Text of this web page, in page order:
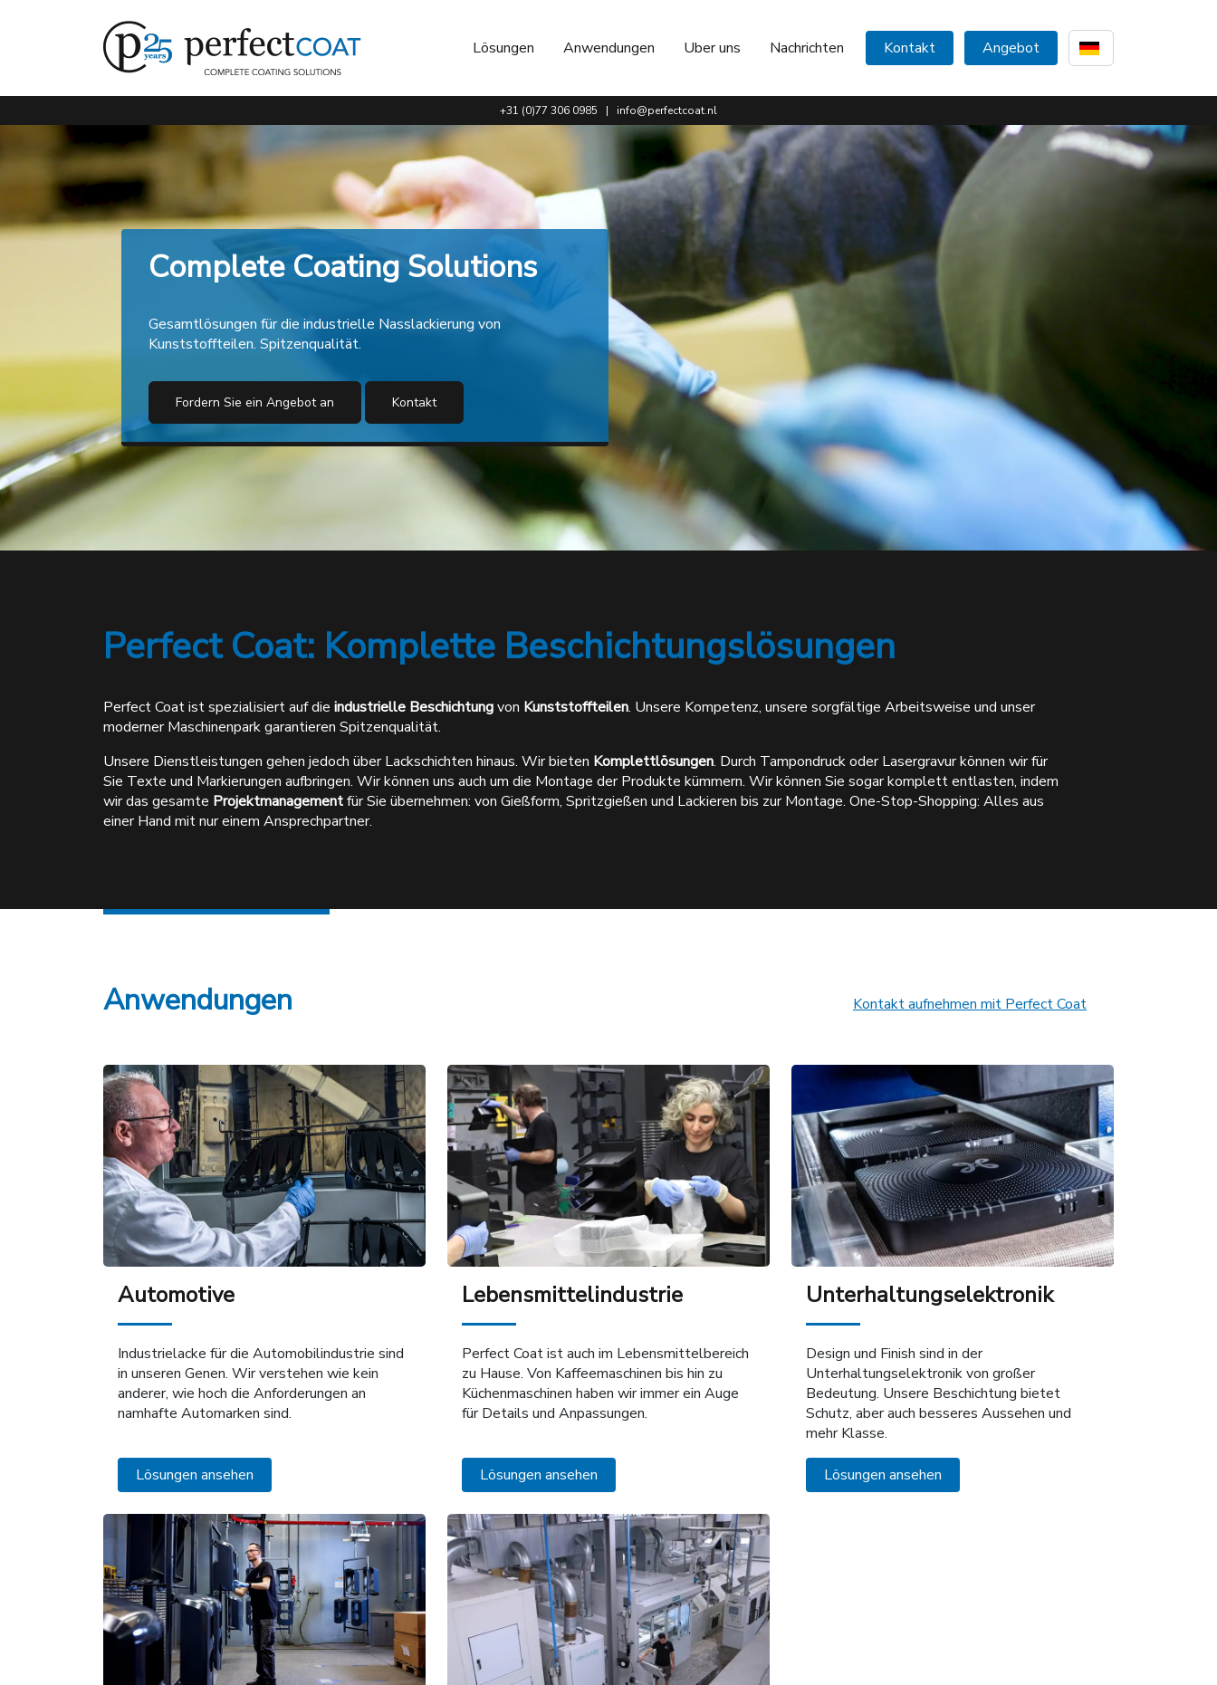
Lösungen
Anwendungen Uber uns Nachrichten Kontakt Angebot
+31 (0)77 306 0985 | info@perfectcoat.nl
Complete Coating Solutions
Gesamtlösungen für die industrielle Nasslackierung von
Kunststoffteilen. Spitzenqualität.
Fordern Sie ein Angebot an Kontakt
Perfect Coat: Komplette Beschichtungslösungen
Perfect Coat ist spezialisiert auf die industrielle Beschichtungvon Kunststoffteilen. Unsere Kompetenz, unsere sorgfältige Arbeitsweise und unser
moderner Maschinenpark garantieren Spitzenqualität.
Unsere Dienstleistungen gehen jedoch über Lackschichten hinaus. Wir bieten Komplettlösungen. Durch Tampondruck oder Lasergravur können wir für
Sie Texte und Markierungen aufbringen. Wir können uns auch um die Montage der Produkte kümmern. Wir können Sie sogar komplett entlasten, indem
wir das gesamte Projektmanagementfür Sie übernehmen: von Gießform, Spritzgießen und Lackieren bis zur Montage. One-Stop-Shopping: Alles aus
einer Hand mit nur einem Ansprechpartner.
Anwendungen Kontakt aufnehmen mit Perfect Coat
Automotive
Industrielacke für die Automobilindustrie sind
in unseren Genen. Wir verstehen wie kein
anderer, wie hoch die Anforderungen an
namhafte Automarken sind.
Lösungen ansehen
Lebensmittelindustrie
Perfect Coat ist auch im Lebensmittelbereich
zu Hause. Von Kaffeemaschinen bis hin zu
Küchenmaschinen haben wir immer ein Auge
für Details und Anpassungen.
Lösungen ansehen
Unterhaltungselektronik
Design und Finish sind in der
Unterhaltungselektronik von großer
Bedeutung. Unsere Beschichtung bietet
Schutz, aber auch besseres Aussehen und
mehr Klasse.
Lösungen ansehen